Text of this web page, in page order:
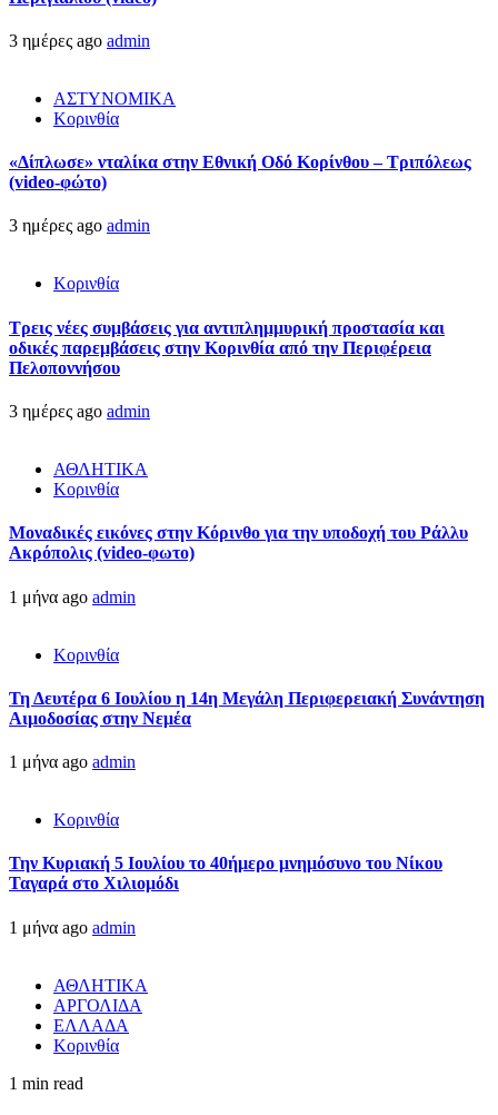
3 ημέρες ago admin
ΑΣΤΥΝΟΜΙΚΑ
Κορινθία
«Δίπλωσε» νταλίκα στην Εθνική Oδό Κορίνθου – Τριπόλεως
(video-φώτο)
3 ημέρες ago admin
Κορινθία
Τρεις νέες συμβάσεις για αντιπλημμυρική προστασία και
οδικές παρεμβάσεις στην Κορινθία από την Περιφέρεια
Πελοποννήσου
3 ημέρες ago admin
ΑΘΛΗΤΙΚΑ
Κορινθία
Μοναδικές εικόνες στην Κόρινθο για την υποδοχή του Ράλλυ
Ακρόπολις (video-φωτο)
1 μήνα ago admin
Κορινθία
Τη Δευτέρα 6 Ιουλίου η 14η Μεγάλη Περιφερειακή Συνάντηση
Αιμοδοσίας στην Νεμέα
1 μήνα ago admin
Κορινθία
Την Κυριακή 5 Ιουλίου το 40ήμερο μνημόσυνο του Νίκου
Ταγαρά στο Χιλιομόδι
1 μήνα ago admin
ΑΘΛΗΤΙΚΑ
ΑΡΓΟΛΙΔΑ
ΕΛΛΑΔΑ
Κορινθία
1 min read